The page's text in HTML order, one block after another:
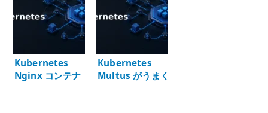
Kubernetes
Nginx コンテナ
Kubernetes
Multus がうまく